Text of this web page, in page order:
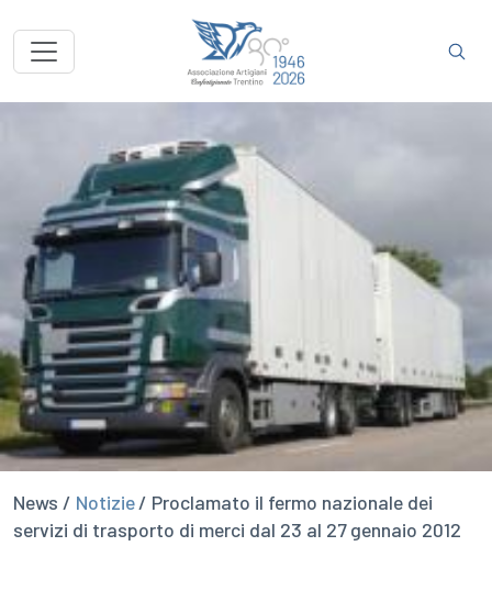
News / Notizie/ Proclamato il fermo nazionale dei
servizi di trasporto di merci dal 23 al 27 gennaio 2012